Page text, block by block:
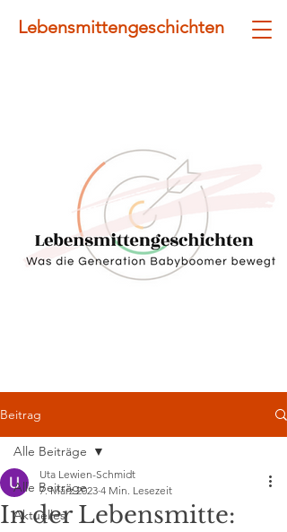
Lebensmittengeschichten
Beitrag
Alle Beiträge
Aktuelles
Alle Beiträge
In der Lebensmitte:
Uta Lewien-Schmidt
7. März 2023 4 Min. Lesezeit